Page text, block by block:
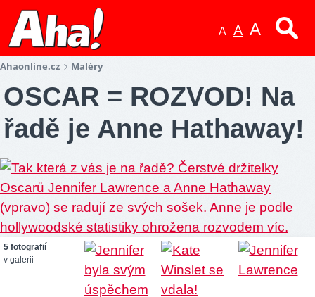
A A A
Ahaonline.cz Maléry
OSCAR = ROZVOD! Na
řadě je Anne Hathaway!
5 fotografií
v galerii